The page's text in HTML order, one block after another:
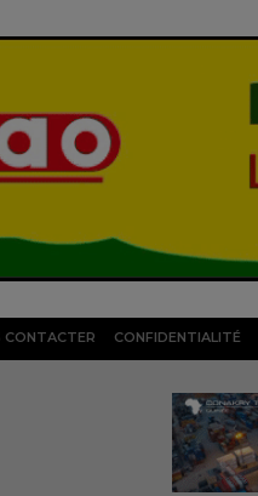
CONTACTER CONFIDENTIALITÉ